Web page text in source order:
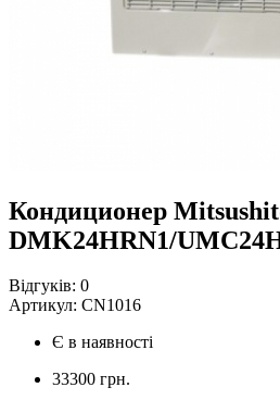
Кондиционер
DMK24HRN1/
Відгуків: 0
Артикул: CN1016
Є в наявності
33300 грн.